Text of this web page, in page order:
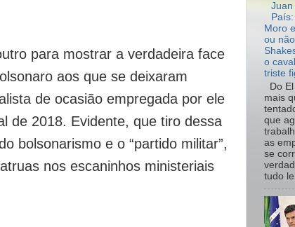
para mostrar a verdadeira face
aos que se deixaram
de ocasião empregada por ele
de 2018. Evidente, que tiro dessa
bolsonarismo e o “partido militar”,
nos escaninhos ministeriais
Juan
Moro
ou
o
triste
Do
mais
que
as
se
tudo